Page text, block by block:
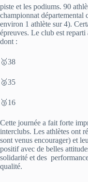
piste et les podiums. 90
championnat départemental
environ 1 athlète sur 4).
épreuves. Le club est
dont :
🥇38
🥈35
🥉16
Cette journée a fait forte
interclubs. Les athlètes ont
sont venus encourager) et
positif avec de belles
solidarité et des
qualité.